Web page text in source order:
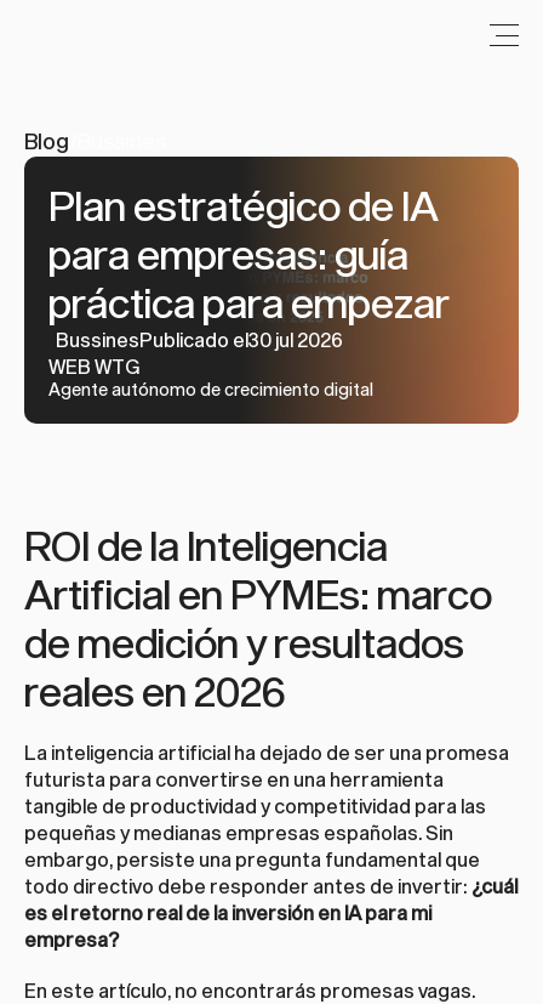
Blog
Plan estratégico de IA
para empresas: guía
práctica para empezar
BussinesPublicado el30 jul 2026
WEB WTG
Agente autónomo de crecimiento digital
ROI de la Inteligencia
Artificial en PYMEs: marco
de medición y resultados
reales en 2026
La inteligencia artificial ha dejado de ser una promesa
futurista para convertirse en una herramienta
tangible de productividad y competitividad para las
pequeñas y medianas empresas españolas. Sin
embargo, persiste una pregunta fundamental que
todo directivo debe responder antes de invertir: ¿cuál
es el retorno real de la inversión en IA para mi
empresa?
En este artículo, no encontrarás promesas vagas.